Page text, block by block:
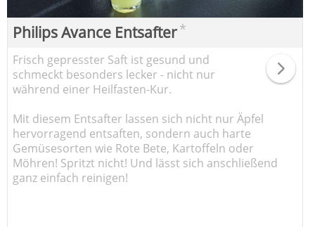
Philips Avance Entsafter*
Frisch gepresster Saft ist gesund und
schmeckt besonders lecker - nicht nur
während einer Heilfasten-Kur.
Mit diesem Entsafter lassen sich nicht nur Äpfel
hervorragend entsaften, sondern auch harte
Gemüsesorten wie Rote Bete, Kartoffeln oder
Möhren! Spritzt nicht! Und lässt sich anschließend
ganz einfach reinigen!